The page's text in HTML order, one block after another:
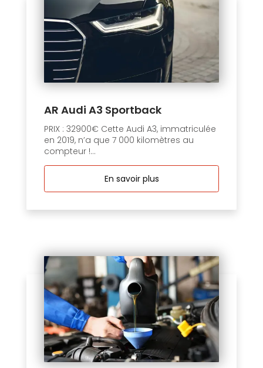
AR Audi A3 Sportback
PRIX : 32900€ Cette Audi A3, immatriculée
en 2019, n’a que 7 000 kilomètres au
compteur !...
En savoir plus